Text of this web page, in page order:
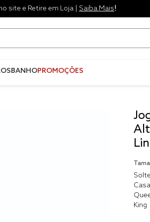
site e Retire em Loja | Saiba Mais!
BANHOPROMOÇÕES
King
fronha
jogos
tencel
solteiro
cobre